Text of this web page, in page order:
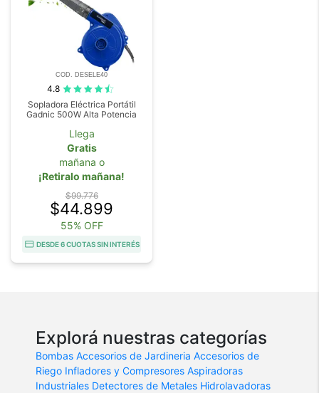
COD. DESELE40
4.8
Sopladora Eléctrica Portátil
Gadnic 500W Alta Potencia
Llega
Gratis
mañana o
¡Retiralo mañana!
$99.776
$44.899
55% OFF
DESDE 6 CUOTAS SIN INTERÉS
Explorá nuestras categorías
Bombas Accesorios de Jardineria Accesorios de
Riego Infladores y Compresores Aspiradoras
Industriales Detectores de Metales Hidrolavadoras